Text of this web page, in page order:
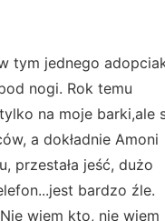
tym jednego
nogi. Rok temu
na moje barki,ale
a dokładnie Amoni
przestała jeść, dużo
bardzo źle.
wiem kto, nie wiem